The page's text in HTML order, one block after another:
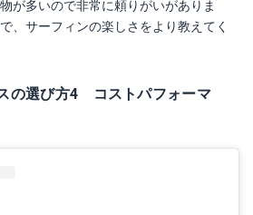
が多いので非常に頼りがいがありま
、サーフィンの楽しさをより教えてく
の選び方4 コストパフォーマ